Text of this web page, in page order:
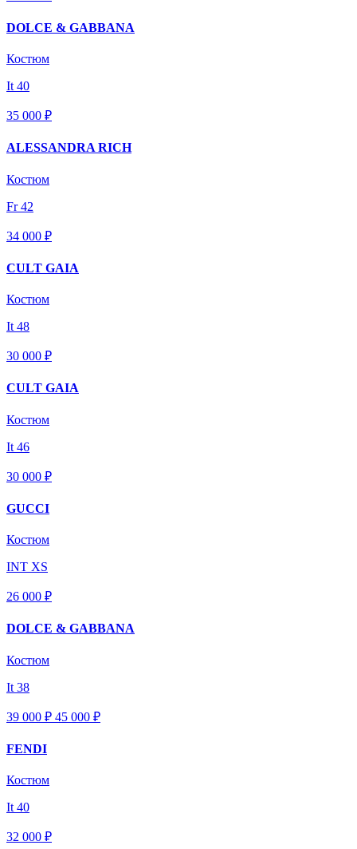
DOLCE & GABBANA
Костюм
It 40
35 000 ₽
ALESSANDRA RICH
Костюм
Fr 42
34 000 ₽
CULT GAIA
Костюм
It 48
30 000 ₽
CULT GAIA
Костюм
It 46
30 000 ₽
GUCCI
Костюм
INT XS
26 000 ₽
DOLCE & GABBANA
Костюм
It 38
39 000 ₽ 45 000 ₽
FENDI
Костюм
It 40
32 000 ₽